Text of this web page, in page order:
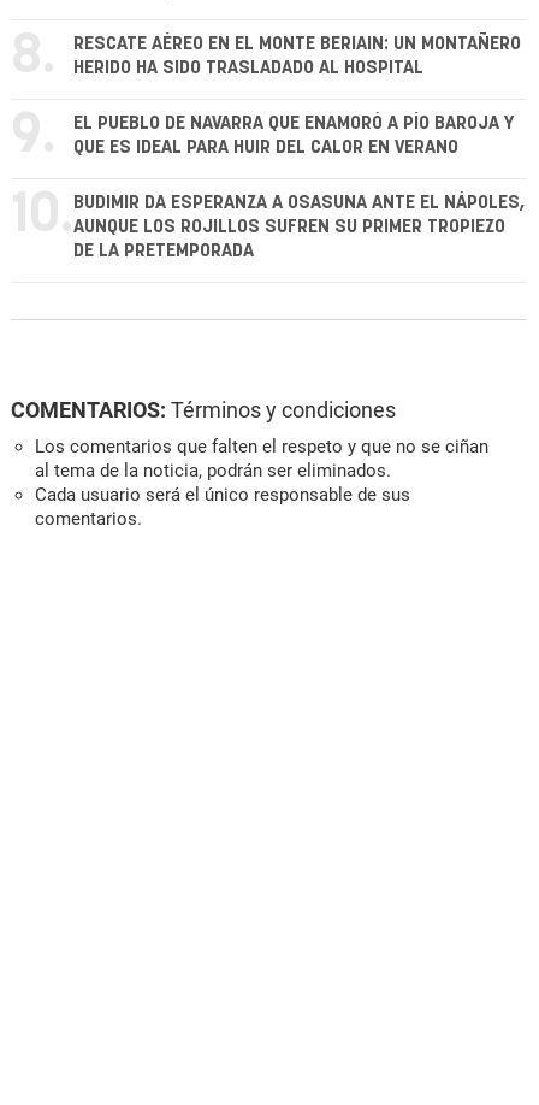
8.
RESCATE AÉREO EN EL MONTE BERIAIN: UN MONTAÑERO
HERIDO HA SIDO TRASLADADO AL HOSPITAL
9.
EL PUEBLO DE NAVARRA QUE ENAMORÓ A PÍO BAROJA Y
QUE ES IDEAL PARA HUIR DEL CALOR EN VERANO
10. BUDIMIR DA ESPERANZA A OSASUNA ANTE EL NÁPOLES,
AUNQUE LOS ROJILLOS SUFREN SU PRIMER TROPIEZO
DE LA PRETEMPORADA
COMENTARIOS: Términos y condiciones
Los comentarios que falten el respeto y que no se ciñan
al tema de la noticia, podrán ser eliminados.
Cada usuario será el único responsable de sus
comentarios.